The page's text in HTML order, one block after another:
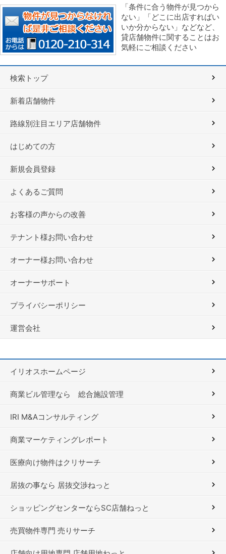
「条件に合う物件が見つから
ない」「どこに出店すればい
いか分からない」などなど、
貸店舗物件に関することはお
気軽にご相談ください
検索トップ
新着店舗物件
路線別注目エリア店舗物件
はじめての方
新規会員登録
よくあるご質問
お客様の声からの改善
テナント様お問い合わせ
オーナー様お問い合わせ
オーナーサポート
プライバシーポリシー
運営会社
イリオスホームページ
商業ビル管理なら 総合施設管理
IRI M&Aコンサルティング
商業マーケティングレポート
医療向け物件はクリサーチ
居抜の事なら 居抜交渉ねっと
ショッピングセンターならSC店舗ねっと
売買物件専門 売りサーチ